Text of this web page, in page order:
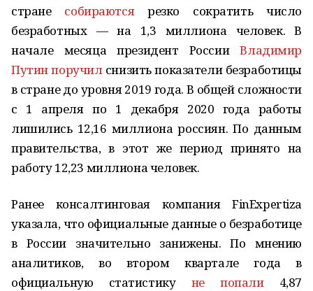
стране собираютсярезко сократить число
безработных — на 1,3 миллиона человек. В
начале месяца президент РоссииВладимир
Путинпоручилснизить показатели безработицы
в стране до уровня 2019 года. В общей сложности
с 1 апреля по 1 декабря 2020 года работы
лишились 12,16 миллиона россиян. По данным
правительства, в этот же период принято на
работу 12,23 миллиона человек.
Ранее консалтинговая компания FinExpertiza
указала, что официальные данные о безработице
в России значительно занижены. По мнению
аналитиков, во втором квартале года в
официальную статистику не попали4,87